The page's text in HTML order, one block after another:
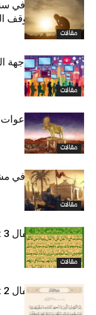
مقالات
رسائل قصيرة في سنة
والسلوك والموقف
مقالات
الدعوة في مواجهة
مقالات
من تحديات
مثالاً
مقالات
قراءة سياسية في
مقالات
من دروس الأنفال 3 : التدبير والتقدير
من دروس الأنفال 2 : تلقي القلوب